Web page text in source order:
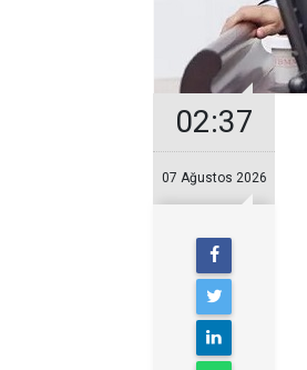
02:37
07 Ağustos 2026